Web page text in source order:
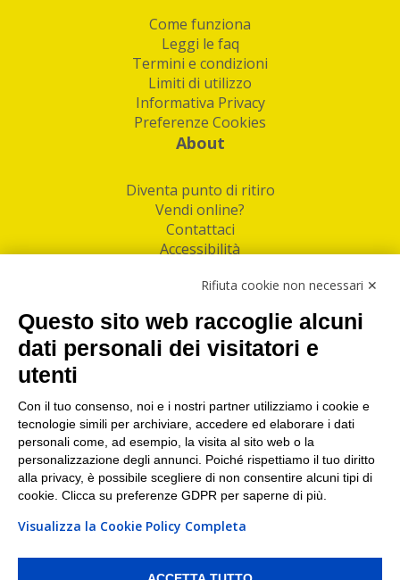
Come funziona
Leggi le faq
Termini e condizioni
Limiti di utilizzo
Informativa Privacy
Preferenze Cookies
About
Diventa punto di ritiro
Vendi online?
Contattaci
Accessibilità
Facebook
Linkedin
I nostri punti di ritiro e spedizione pacchi nelle
maggiori città italiane
Torino|Milano|Roma|Bologna|Firenze| Genova
Napoli|Varese
PI/CF/N°Iscr.: 10821360012 | REA: RM 1494760 | Cap.Soc.: 50.000€ |
Whistleblowing|Privacy |Preferenze Cookies
Rifiuta cookie non necessari ✕
Questo sito web raccoglie alcuni
dati personali dei visitatori e
utenti
Con il tuo consenso, noi e i nostri partner utilizziamo i cookie e
tecnologie simili per archiviare, accedere ed elaborare i dati
personali come, ad esempio, la visita al sito web o la
personalizzazione degli annunci. Poiché rispettiamo il tuo diritto
alla privacy, è possibile scegliere di non consentire alcuni tipi di
cookie. Clicca su preferenze GDPR per saperne di più.
Visualizza la Cookie Policy Completa